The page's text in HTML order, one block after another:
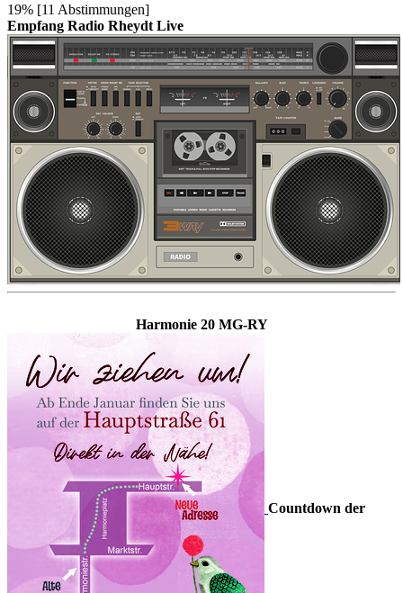
19% [11 Abstimmungen]
Empfang Radio Rheydt Live
Harmonie 20 MG-RY
Countdown der